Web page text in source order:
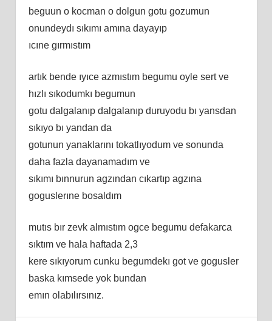
beguun o kocman o dolgun gotu gozumun
onundeydı sıkımı amına dayayıp
ıcıne gırmıstım
artık bende ıyıce azmıstım begumu oyle sert ve
hızlı sıkodumkı begumun
gotu dalgalanıp dalgalanıp duruyodu bı yansdan
sıkıyo bı yandan da
gotunun yanaklarını tokatlıyodum ve sonunda
daha fazla dayanamadım ve
sıkımı bınnurun agzından cıkartıp agzına
goguslerıne bosaldım
mutıs bır zevk almıstım ogce begumu defakarca
sıktım ve hala haftada 2,3
kere sıkıyorum cunku begumdekı got ve gogusler
baska kımsede yok bundan
emın olabılırsınız.